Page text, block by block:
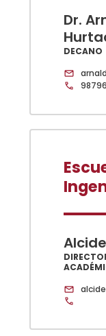
Dr.
DECANO